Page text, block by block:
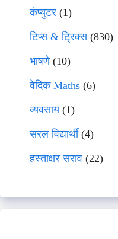
कंप्युटर (1)
टिप्स & ट्रिक्स(830)
भाषणे(10)
वेदिक Maths (6)
व्यवसाय(1)
सरल विद्यार्थी(4)
हस्ताक्षर सराव (22)